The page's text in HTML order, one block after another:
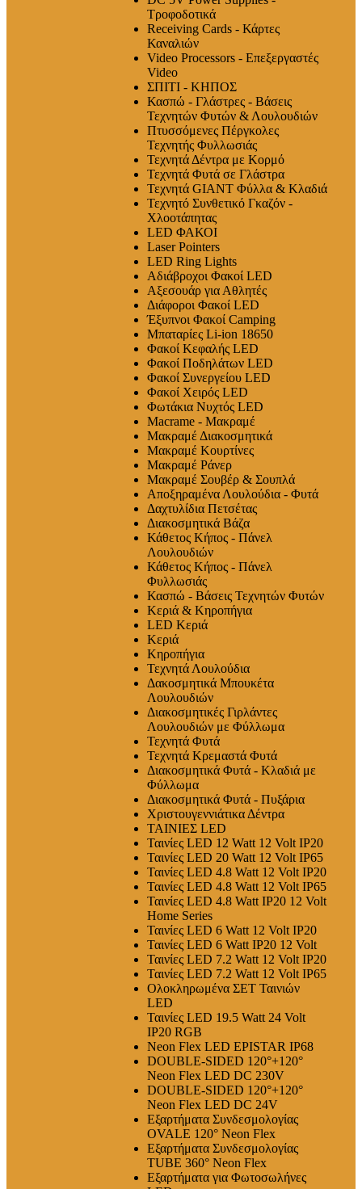
Τροφοδοτικά
Receiving Cards - Κάρτες
Καναλιών
Video Processors - Επεξεργαστές
Video
ΣΠΙΤΙ - ΚΗΠΟΣ
Κασπώ - Γλάστρες - Βάσεις
Τεχνητών Φυτών & Λουλουδιών
Πτυσσόμενες Πέργκολες
Τεχνητής Φυλλωσιάς
Τεχνητά Δέντρα με Κορμό
Τεχνητά Φυτά σε Γλάστρα
Τεχνητά GIANT Φύλλα & Κλαδιά
Τεχνητό Συνθετικό Γκαζόν -
Χλοοτάπητας
LED ΦΑΚΟΙ
Laser Pointers
LED Ring Lights
Αδιάβροχοι Φακοί LED
Αξεσουάρ για Αθλητές
Διάφοροι Φακοί LED
Έξυπνοι Φακοί Camping
Μπαταρίες Li-ion 18650
Φακοί Κεφαλής LED
Φακοί Ποδηλάτων LED
Φακοί Συνεργείου LED
Φακοί Χειρός LED
Φωτάκια Νυχτός LED
Macrame - Μακραμέ
Μακραμέ Διακοσμητικά
Μακραμέ Κουρτίνες
Μακραμέ Ράνερ
Μακραμέ Σουβέρ & Σουπλά
Αποξηραμένα Λουλούδια - Φυτά
Δαχτυλίδια Πετσέτας
Διακοσμητικά Βάζα
Κάθετος Κήπος - Πάνελ
Λουλουδιών
Κάθετος Κήπος - Πάνελ
Φυλλωσιάς
Κασπώ - Βάσεις Τεχνητών Φυτών
Κεριά & Κηροπήγια
LED Κεριά
Κεριά
Κηροπήγια
Τεχνητά Λουλούδια
Δακοσμητικά Μπουκέτα
Λουλουδιών
Διακοσμητικές Γιρλάντες
Λουλουδιών με Φύλλωμα
Τεχνητά Φυτά
Τεχνητά Κρεμαστά Φυτά
Διακοσμητικά Φυτά - Κλαδιά με
Φύλλωμα
Διακοσμητικά Φυτά - Πυξάρια
Χριστουγεννιάτικα Δέντρα
ΤΑΙΝΙΕΣ LED
Ταινίες LED 12 Watt 12 Volt IP20
Ταινίες LED 20 Watt 12 Volt IP65
Ταινίες LED 4.8 Watt 12 Volt IP20
Ταινίες LED 4.8 Watt 12 Volt IP65
Ταινίες LED 4.8 Watt IP20 12 Volt
Home Series
Ταινίες LED 6 Watt 12 Volt IP20
Ταινίες LED 6 Watt IP20 12 Volt
Ταινίες LED 7.2 Watt 12 Volt IP20
Ταινίες LED 7.2 Watt 12 Volt IP65
Ολοκληρωμένα ΣΕΤ Ταινιών
LED
Ταινίες LED 19.5 Watt 24 Volt
IP20 RGB
Neon Flex LED EPISTAR IP68
DOUBLE-SIDED 120°+120°
Neon Flex LED DC 230V
DOUBLE-SIDED 120°+120°
Neon Flex LED DC 24V
Εξαρτήματα Συνδεσμολογίας
OVALE 120° Neon Flex
Εξαρτήματα Συνδεσμολογίας
TUBE 360° Neon Flex
Εξαρτήματα για Φωτοσωλήνες